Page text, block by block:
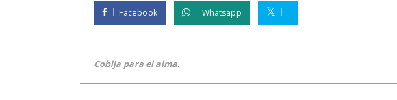
Facebook Whatsapp
Cobija para el alma.